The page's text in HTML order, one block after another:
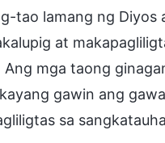
tao lamang ng Diyos
at
Ang mga taong
gawin ang
sa